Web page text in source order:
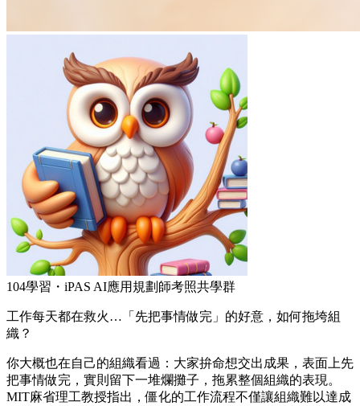
104學習・iPAS AI應用規劃師考照共學群
工作每天都在救火…「先把事情做完」的好意，如何拖垮組
織？
你大概也在自己的組織看過：大家拚命想交出成果，表面上先
把事情做完，實則留下一堆爛攤子，拖累整個組織的表現。
MIT麻省理工教授指出，僵化的工作流程不僅讓組織難以達成